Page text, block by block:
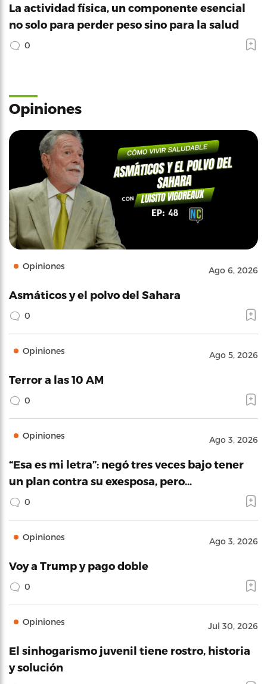
La actividad física, un componente esencial
no solo para perder peso sino para la salud
0
Opiniones
Opiniones Ago 6, 2026
Asmáticos y el polvo del Sahara
0
Opiniones Ago 5, 2026
Terror a las 10 AM
0
Opiniones Ago 3, 2026
“Esa es mi letra”: negó tres veces bajo tener
un plan contra su exesposa, pero…
0
Opiniones Ago 3, 2026
Voy a Trump y pago doble
0
Opiniones Jul 30, 2026
El sinhogarismo juvenil tiene rostro, historia
y solución